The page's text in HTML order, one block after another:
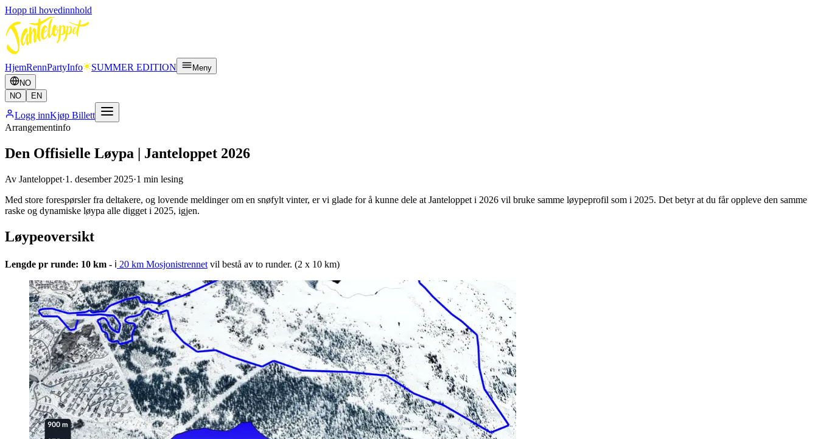
Hopp til hovedinnhold
HjemRennPartyInfo SUMMER EDITION
Meny
NO
NO
EN
Logg innKjøp Billett
Arrangementinfo
Den Offisielle Løypa | Janteloppet 2026
Av Janteloppet·1. desember 2025·1 min lesing
Med store forespørsler fra deltakere, og lovende meldinger om en snøfylt vinter, er vi glade for å kunne dele at Janteloppet i 2026 vil bruke samme løypeprofil som i 2025. Det betyr at du får oppleve den samme
raske og dynamiske løypa alle digget i 2025, igjen.
Løypeoversikt
Lengde pr runde: 10 km - ℹ️ 20 km Mosjonistrennet vil bestå av to runder. (2 x 10 km)